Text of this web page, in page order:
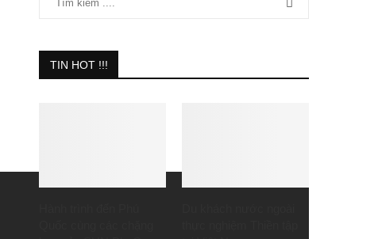
TIN HOT !!!